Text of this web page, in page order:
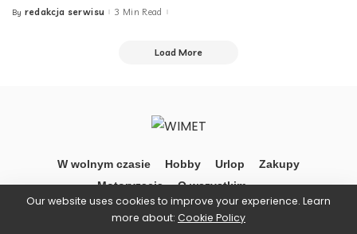
Posted
By redakcja serwisu 3 Min Read
Load More
W wolnym czasie Hobby Urlop
Zakupy
Motoryzacja
O wszystkim …
Our website uses cookies to improve your experience. Learn
more about: Cookie Policy